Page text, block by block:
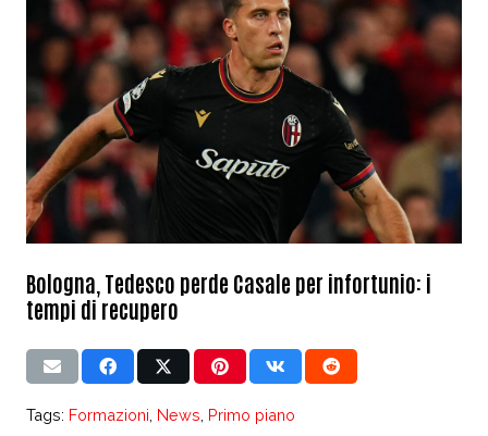
Bologna, Tedesco perde Casale per infortunio: i
tempi di recupero
Tags: Formazioni News Primo piano